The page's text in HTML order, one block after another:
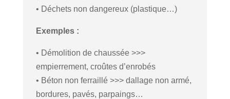
• Déchets non dangereux (plastique…)
Exemples :
• Démolition de chaussée >>>
empierrement, croûtes d’enrobés
• Béton non ferraillé >>> dallage non armé,
bordures, pavés, parpaings…